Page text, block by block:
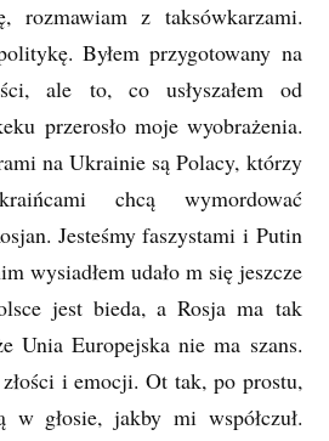
rozmawiam z taksówkarzami.
Byłem przygotowany na
ale to, co usłyszałem od
przerosło moje wyobrażenia.
na Ukrainie są Polacy, którzy
chcą wymordować
Jesteśmy faszystami i Putin
wysiadłem udało m się jeszcze
jest bieda, a Rosja ma tak
Unia Europejska nie ma szans.
i emocji. Ot tak, po prostu,
w głosie, jakby mi współczuł.